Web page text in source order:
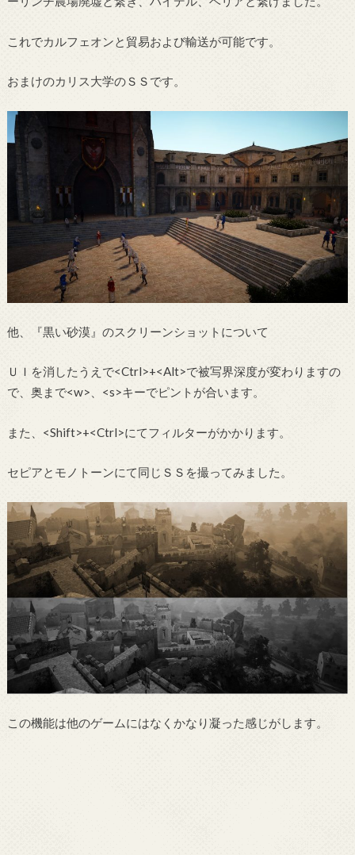
これでカルフェオンと貿易および輸送が可能です。
おまけのカリス大学のＳＳです。
他、『黒い砂漠』のスクリーンショットについて
ＵＩを消したうえで<Ctrl>+<Alt>で被写界深度が変わりますの
で、奥まで<w>、<s>キーでピントが合います。
また、<Shift>+<Ctrl>にてフィルターがかかります。
セピアとモノトーンにて同じＳＳを撮ってみました。
この機能は他のゲームにはなくかなり凝った感じがします。